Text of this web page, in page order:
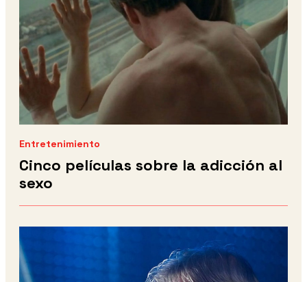
Entretenimiento
Cinco películas sobre la adicción al
sexo